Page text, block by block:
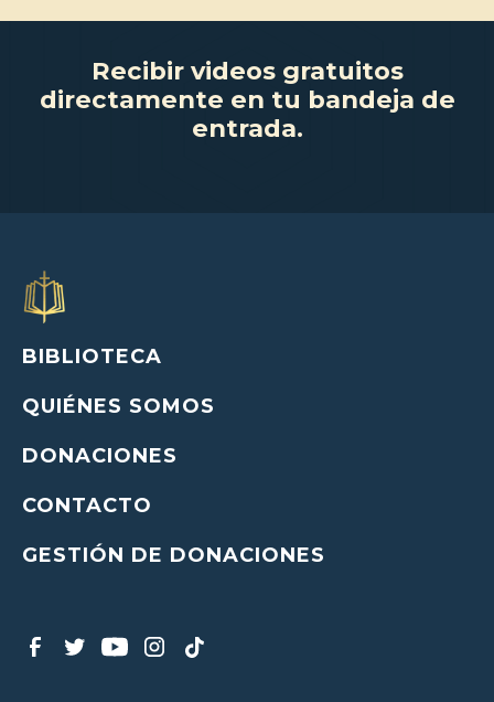
Recibir videos gratuitos
directamente en tu bandeja de
entrada.
BIBLIOTECA
QUIÉNES SOMOS
DONACIONES
CONTACTO
GESTIÓN DE DONACIONES